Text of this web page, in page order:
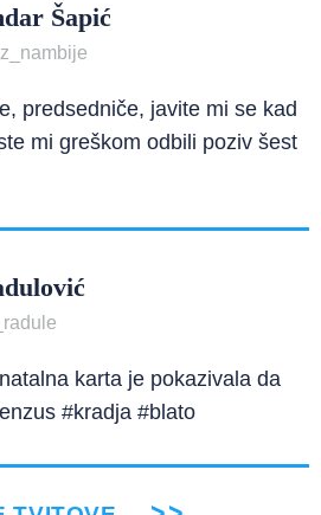
Šapić
predsedniče, javite mi se kad
mi greškom odbili poziv šest
karta je pokazivala da
#kradja #blato